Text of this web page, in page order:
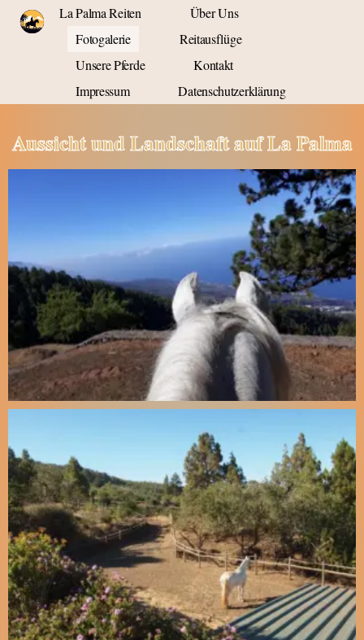
La Palma Reiten
Über Uns
Fotogalerie
Reitausflüge
Unsere Pferde
Kontakt
Impressum
Datenschutzerklärung
Fotogalerie Reiten auf La Palma
Aussicht und Landschaft auf La Palma